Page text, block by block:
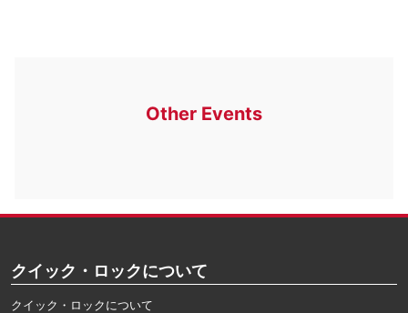
Other Events
クイック・ロックについて
クイック・ロックについて